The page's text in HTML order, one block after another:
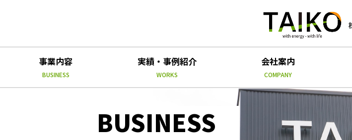
事業内容
BUSINESS
実績・事例紹介
WORKS
会社案内
COMPANY
BUSINESS